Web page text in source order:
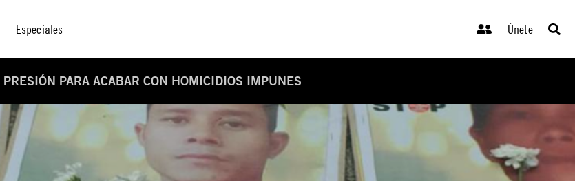
Especiales Únete
PARA ACABAR CON HOMICIDIOS IMPUNES